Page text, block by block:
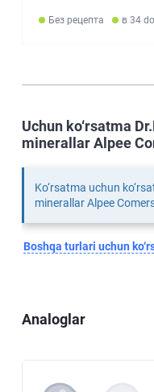
Без рецепта в 34
Uchun ko‘rsatma
minerallar Alpee
Ko‘rsatma uchun
minerallar Alpee
Boshqa turlari uchun
Analoglar